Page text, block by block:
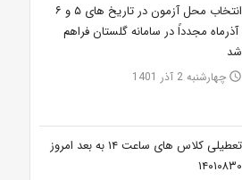
انتخاب محل آزمون در تاریخ های ۵ و ۶
آذرماه مجدداً در سامانه گلستان فراهم
شد
access_time چهارشنبه 2 آذر 1401
تعطیلی کلاس های ساعت ۱۴ به بعد امروز
۱۴۰۱۰۸۳۰